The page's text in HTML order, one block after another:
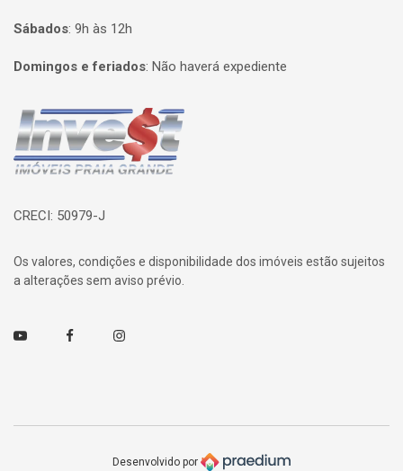
Sábados: 9h às 12h
Domingos e feriados: Não haverá expediente
Página inicial
CRECI: 50979-J
Os valores, condições e disponibilidade dos imóveis estão sujeitos
a alterações sem aviso prévio.
Youtube FacebookInstagram
Desenvolvido por